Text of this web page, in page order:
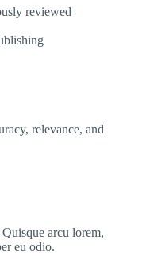
reviewed
relevance, and
arcu lorem,
eu odio.